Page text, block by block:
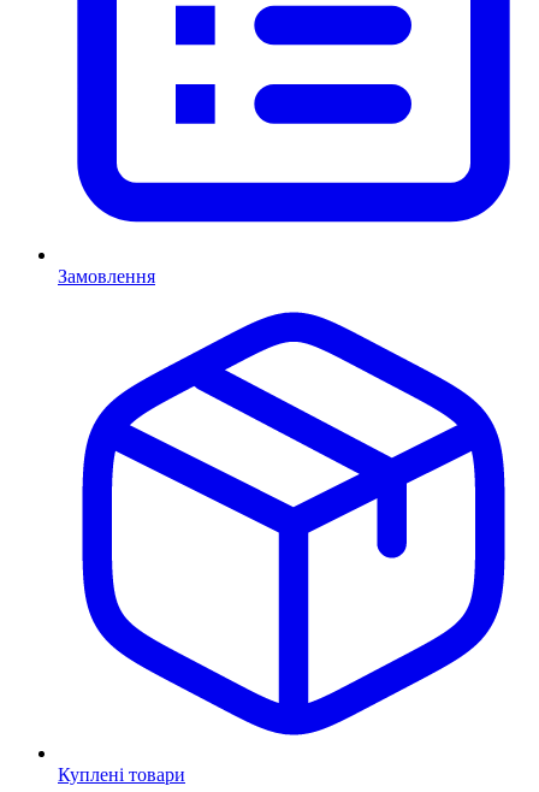
Замовлення
Куплені товари